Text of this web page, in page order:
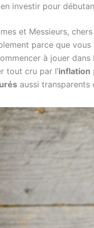
investir pour
et Messieurs,
parce que
à jouer
tout cru par l’inflation
aussi transparents